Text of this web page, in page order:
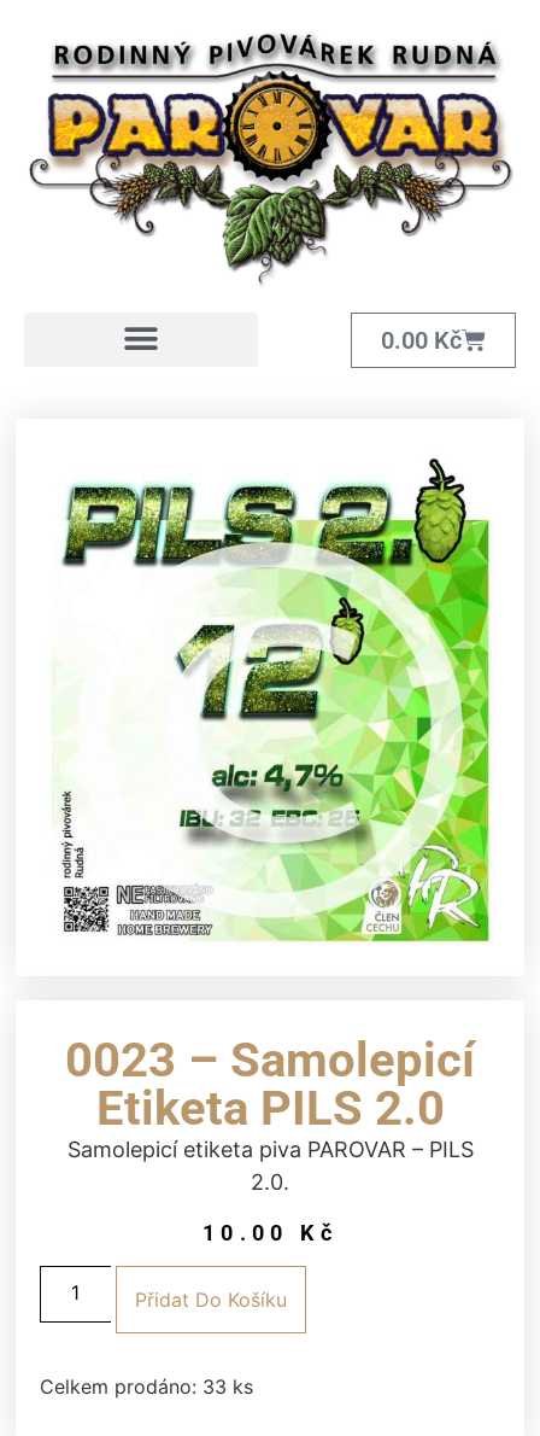
0.00 Kč
0023 – Samolepicí
Etiketa PILS 2.0
Samolepicí etiketa piva PAROVAR – PILS
2.0.
10.00 Kč
Přidat Do Košíku
Celkem prodáno: 33 ks